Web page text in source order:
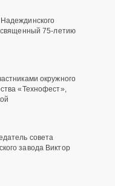
75-летию
окружного
«Технофест»,
совета
завода Виктор